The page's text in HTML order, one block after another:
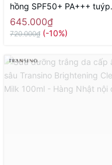
hồng SPF50+ PA+++ tuýp
30g tone sáng hồng - Hàng
Nhật nội địa
645.000₫
720.000₫ (-10%)